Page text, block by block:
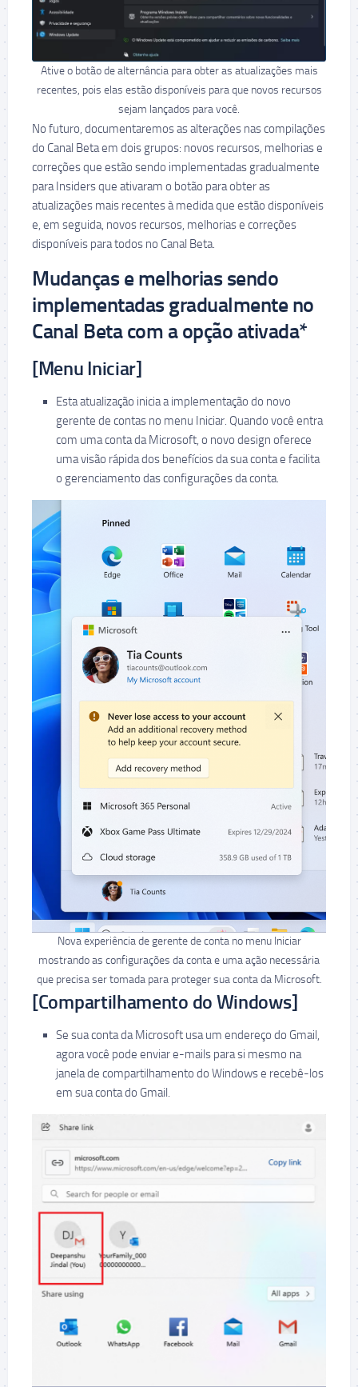
Ative o botão de alternância para obter as atualizações mais
recentes, pois elas estão disponíveis para que novos recursos
sejam lançados para você.
No futuro, documentaremos as alterações nas compilações
do Canal Beta em dois grupos: novos recursos, melhorias e
correções que estão sendo implementadas gradualmente
para Insiders que ativaram o botão para obter as
atualizações mais recentes à medida que estão disponíveis
e, em seguida, novos recursos, melhorias e correções
disponíveis para todos no Canal Beta.
Mudanças e melhorias sendo
implementadas gradualmente no
Canal Beta com a opção ativada*
[Menu Iniciar]
Esta atualização inicia a implementação do novo
gerente de contas no menu Iniciar. Quando você entra
com uma conta da Microsoft, o novo design oferece
uma visão rápida dos benefícios da sua conta e facilita
o gerenciamento das configurações da conta.
Nova experiência de gerente de conta no menu Iniciar
mostrando as configurações da conta e uma ação necessária
que precisa ser tomada para proteger sua conta da Microsoft.
[Compartilhamento do Windows]
Se sua conta da Microsoft usa um endereço do Gmail,
agora você pode enviar e-mails para si mesmo na
janela de compartilhamento do Windows e recebê-los
em sua conta do Gmail.